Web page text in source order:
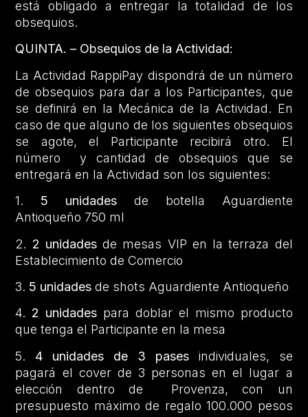
está obligado a entregar la totalidad de los
obsequios.
QUINTA. – Obsequios de la Actividad:
La Actividad RappiPay dispondrá de un número
de obsequios para dar a los Participantes, que
se definirá en la Mecánica de la Actividad. En
caso de que alguno de los siguientes obsequios
se agote, el Participante recibirá otro. El
número y cantidad de obsequios que se
entregará en la Actividad son los siguientes:
1. 5 unidades de botella Aguardiente
Antioqueño 750 ml
2. 2 unidadesde mesas VIP en la terraza del
Establecimiento de Comercio
3. 5 unidades de shots Aguardiente Antioqueño
4. 2 unidades para doblar el mismo producto
que tenga el Participante en la mesa
5. 4 unidades de 3 pases individuales, se
pagará el cover de 3 personas en el lugar a
elección dentro de Provenza, con un
presupuesto máximo de regalo 100.000 pesos